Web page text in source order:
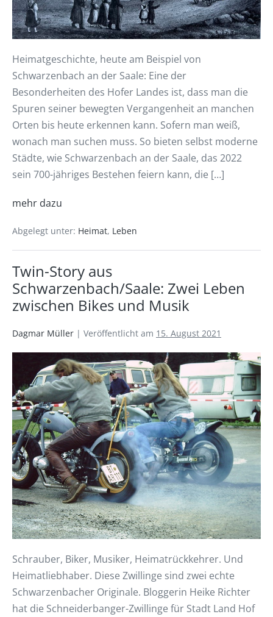
Heimatgeschichte, heute am Beispiel von
Schwarzenbach an der Saale: Eine der
Besonderheiten des Hofer Landes ist, dass man die
Spuren seiner bewegten Vergangenheit an manchen
Orten bis heute erkennen kann. Sofern man weiß,
wonach man suchen muss. So bieten selbst moderne
Städte, wie Schwarzenbach an der Saale, das 2022
sein 700-jähriges Bestehen feiern kann, die […]
mehr dazu
Abgelegt unter: Heimat, Leben
Twin-Story aus
Schwarzenbach/Saale: Zwei Leben
zwischen Bikes und Musik
Dagmar Müller | Veröffentlicht am 15. August 2021
Schrauber, Biker, Musiker, Heimatrückkehrer. Und
Heimatliebhaber. Diese Zwillinge sind zwei echte
Schwarzenbacher Originale. Bloggerin Heike Richter
hat die Schneiderbanger-Zwillinge für Stadt Land Hof